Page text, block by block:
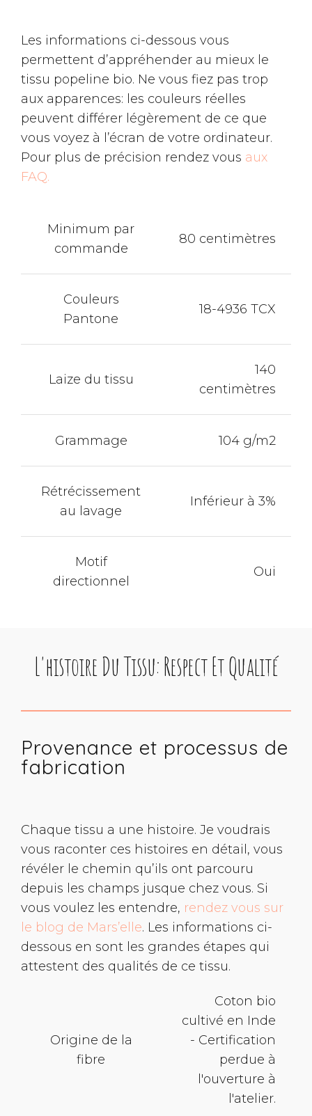
Les informations ci-dessous vous
permettent d’appréhender au mieux le
tissu popeline bio. Ne vous fiez pas trop
aux apparences: les couleurs réelles
peuvent différer légèrement de ce que
vous voyez à l’écran de votre ordinateur.
Pour plus de précision rendez vous aux
FAQ.
Minimum par
commande
80 centimètres
Couleurs
Pantone
18-4936 TCX
Laize du tissu
140
centimètres
Grammage 104 g/m2
Rétrécissement
au lavage
Inférieur à 3%
Motif
directionnel
Oui
L'histoire Du Tissu: Respect Et Qualité
Provenance et processus de
fabrication
Chaque tissu a une histoire. Je voudrais
vous raconter ces histoires en détail, vous
révéler le chemin qu’ils ont parcouru
depuis les champs jusque chez vous. Si
vous voulez les entendre, rendez vous sur
le blog de Mars’elle. Les informations ci-
dessous en sont les grandes étapes qui
attestent des qualités de ce tissu.
Origine de la
fibre
Coton bio
cultivé en Inde
- Certification
perdue à
l'ouverture à
l'atelier.